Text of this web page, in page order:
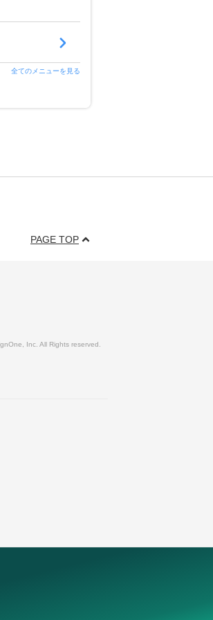
全てのメニューを見る
PAGE TOP
Inc. All Rights reserved.